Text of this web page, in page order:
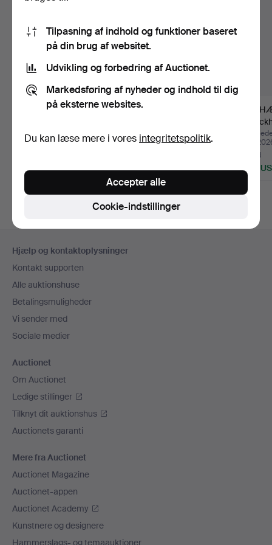
CAMÉBROCHE, 18k
kvin…
Opnåede hammerslag 5
jun 2026
159 USD
BROCHE, 18k guld,
dekore…
Opnåede hammerslag 26
maj 2026
496 USD
maj
4 bud
685
Hjælp og kontaktoplysninger
Kontakt supporten
Alle auktionshuse
Betalingsmuligheder
Vi sender med
Sociale medier
Auctionet
Om Auctionet
Ledige stillinger
Tilknyt dit auktionshus
Auctionets garanti
Mere fra Auctionet
Auctionet Magazine
Auctionet-appen
Auctionet Academy
Kunstnere og designere
Hammerslags- og temaauktioner
Tilpasning af indhold og funktioner baseret
på din brug af websitet.
Udvikling og forbedring af Auctionet.
Markedsføring af nyheder og indhold til dig
på eksterne websites.
Du kan læse mere i vores integritetspolitik.
Cookie-indstillinger
Accepter alle